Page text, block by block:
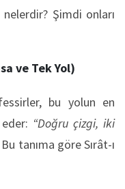
Şimdi onları
ve Tek Yol)
bu yolun en
“Doğru çizgi, iki
Bu tanıma göre Sırât-ı